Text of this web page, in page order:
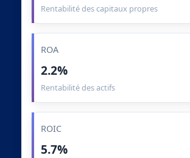
Rentabilité des capitaux propres
ROA
2.2%
Rentabilité des actifs
ROIC
5.7%